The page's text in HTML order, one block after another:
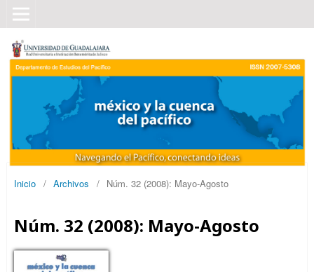
Inicio / Archivos / Núm. 32 (2008): Mayo-Agosto
Núm. 32 (2008): Mayo-Agosto